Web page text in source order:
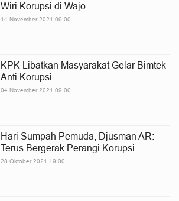
Wiri Korupsi di Wajo
14 November 2021 09:00
KPK Libatkan Masyarakat Gelar Bimtek
Anti Korupsi
04 November 2021 09:00
Hari Sumpah Pemuda, Djusman AR:
Terus Bergerak Perangi Korupsi
28 Oktober 2021 19:00